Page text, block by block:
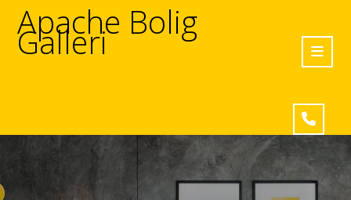
Apache Bolig
Galleri